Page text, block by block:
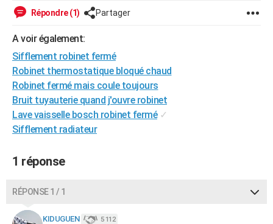
SANTE
Destinations
City break
Voyage nature
Voyage de noces
Forum
Climat
+PHOTO
GUIDES D'ACHAT
BONS PLANS
CARTE DE VOEUX
Répondre (1) Partager
A voir également:
Sifflement robinet fermé
Robinet thermostatique bloqué chaud
Robinet fermé mais coule toujours
Bruit tuyauterie quand j'ouvre robinet
Lave vaisselle bosch robinet fermé ✓
Sifflement radiateur
1 réponse
RÉPONSE 1 / 1
KIDUGUEN 5 112